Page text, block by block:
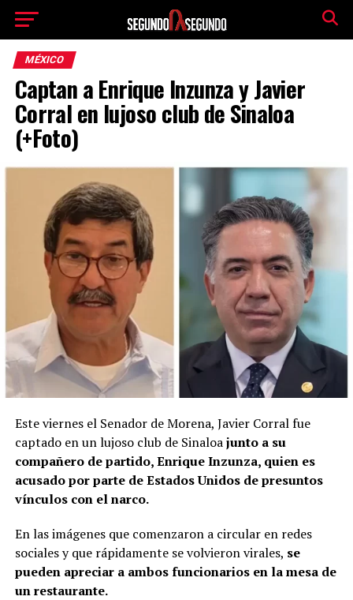
MÉXICO
Captan a Enrique Inzunza y Javier
Corral en lujoso club de Sinaloa
(+Foto)
Este viernes el Senador de Morena, Javier Corral fue
captado en un lujoso club de Sinaloajunto a su
compañero de partido, Enrique Inzunza, quien es
acusado por parte de Estados Unidos de presuntos
vínculos con el narco.
En las imágenes que comenzaron a circular en redes
sociales y que rápidamente se volvieron virales, se
pueden apreciar a ambos funcionarios en la mesa de
un restaurante.